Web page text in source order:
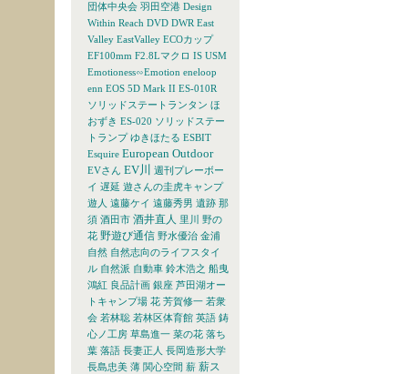
団体中央会 羽田空港 Design
Within Reach DVD DWR East
Valley EastValley ECOカップ
EF100mm F2.8Lマクロ IS USM
Emotioness∽Emotion eneloop
enn EOS 5D Mark II ES-010R
ソリッドステートランタン ほ
おずき ES-020 ソリッドステー
トランプ ゆきほたる ESBIT
Esquire European Outdoor
EVさん EV川
週刊プレーボー
イ 遅延 遊さんの圭虎キャンプ
遊人 遠藤ケイ 遠藤秀男 遺跡 那
須 酒田市 酒井直人 里川 野の
花 野遊び通信 野水優治 金浦
自然 自然志向のライフスタイ
ル 自然派 自動車 鈴木浩之 船曳
鴻紅 良品計画 銀座 芦田湖オー
トキャンプ場 花 芳賀修一 若衆
会 若林聡 若林区体育館 英語 鋳
心ノ工房 草島進一 菜の花 落ち
葉 落語 長妻正人 長岡造形大学
長島忠美 薄 関心空間 薪 薪ス